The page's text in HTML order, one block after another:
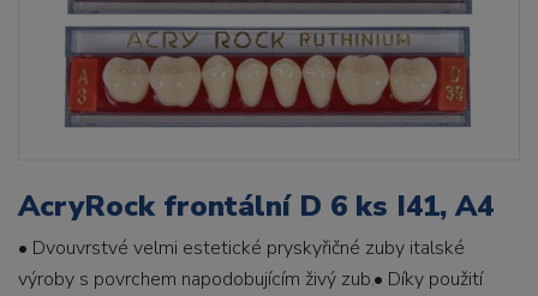
AcryRock frontální D 6 ks I41, A4
• Dvouvrstvé velmi estetické pryskyřičné zuby italské
výroby s povrchem napodobujícím živý zub.• Díky použití